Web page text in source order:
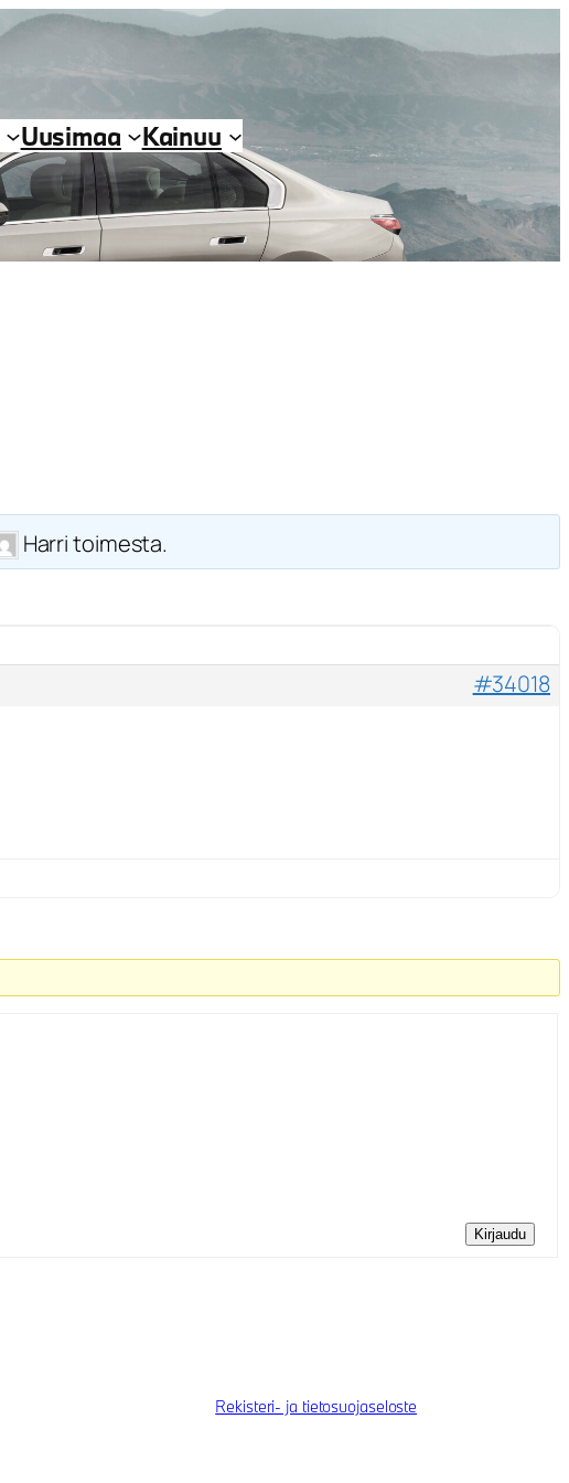
Uusimaa Kainuu
Harri toimesta.
#34018
Kirjaudu
Rekisteri- ja tietosuojaseloste